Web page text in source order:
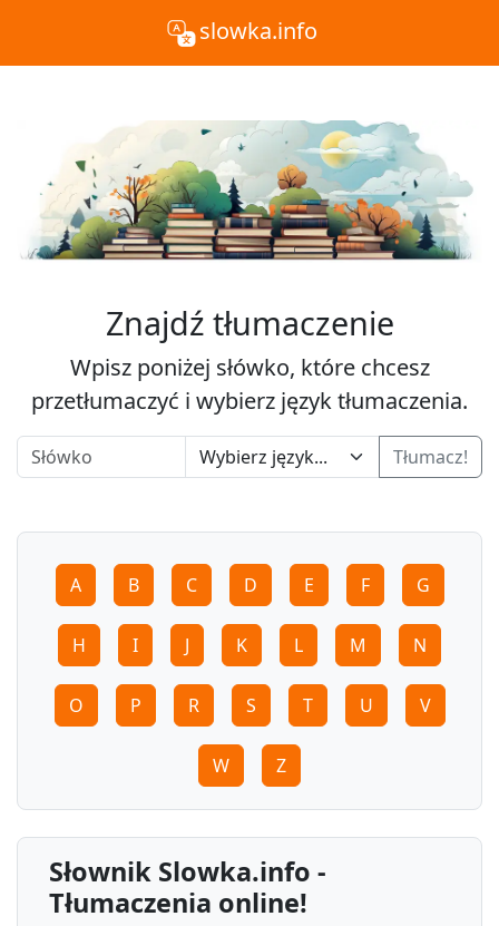
slowka.info
Znajdź tłumaczenie
Wpisz poniżej słówko, które chcesz
przetłumaczyć i wybierz język tłumaczenia.
Tłumacz!
A B C D E F G
H I J K L M N
O P R S T U V
W Z
Słownik Slowka.info -
Tłumaczenia online!